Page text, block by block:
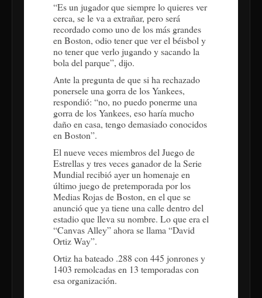
“Es un jugador que siempre lo quieres ver
cerca, se le va a extrañar, pero será
recordado como uno de los más grandes
en Boston, odio tener que ver el béisbol y
no tener que verlo jugando y sacando la
bola del parque”, dijo.
Ante la pregunta de que si ha rechazado
ponersele una gorra de los Yankees,
respondió: “no, no puedo ponerme una
gorra de los Yankees, eso haría mucho
daño en casa, tengo demasiado conocidos
en Boston”.
El nueve veces miembros del Juego de
Estrellas y tres veces ganador de la Serie
Mundial recibió ayer un homenaje en
último juego de pretemporada por los
Medias Rojas de Boston, en el que se
anunció que ya tiene una calle dentro del
estadio que lleva su nombre. Lo que era el
“Canvas Alley” ahora se llama “David
Ortiz Way”.
Ortiz ha bateado .288 con 445 jonrones y
1403 remolcadas en 13 temporadas con
esa organización.